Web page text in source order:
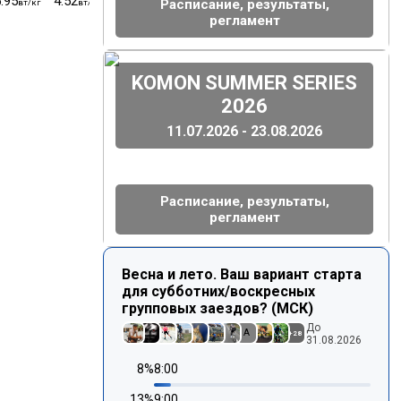
вт/кг вт/кг вт/кг вт/кг уд/м
Расписание, результаты,
регламент
(
KOMON SUMMER SERIES
2026
11.07.2026 - 23.08.2026
Расписание, результаты,
регламент
)
Весна и лето. Ваш вариант старта
для субботних/воскресных
групповых заездов? (МСК)
A +28
До
31.08.2026
8%8:00